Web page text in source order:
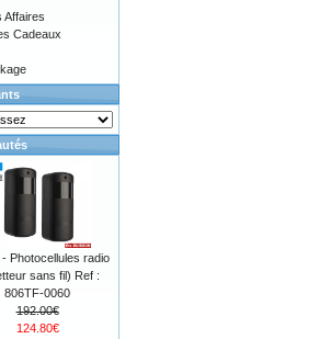
Affaires
Cadeaux
Photocellules radio
sans fil) Ref :
806TF-0060
192.00€
124.80€